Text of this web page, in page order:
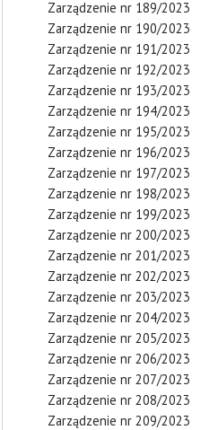
Zarządzenie nr 189/2023
Zarządzenie nr 190/2023
Zarządzenie nr 191/2023
Zarządzenie nr 192/2023
Zarządzenie nr 193/2023
Zarządzenie nr 194/2023
Zarządzenie nr 195/2023
Zarządzenie nr 196/2023
Zarządzenie nr 197/2023
Zarządzenie nr 198/2023
Zarządzenie nr 199/2023
Zarządzenie nr 200/2023
Zarządzenie nr 201/2023
Zarządzenie nr 202/2023
Zarządzenie nr 203/2023
Zarządzenie nr 204/2023
Zarządzenie nr 205/2023
Zarządzenie nr 206/2023
Zarządzenie nr 207/2023
Zarządzenie nr 208/2023
Zarządzenie nr 209/2023